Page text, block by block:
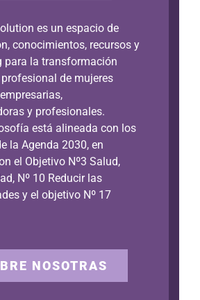
es un espacio de
conocimientos, recursos y
para la transformación
de mujeres
y profesionales.
está alineada con los
la Agenda 2030, en
el Objetivo Nº3 Salud,
Nº 10 Reducir las
y el objetivo Nº 17
NOSOTRAS